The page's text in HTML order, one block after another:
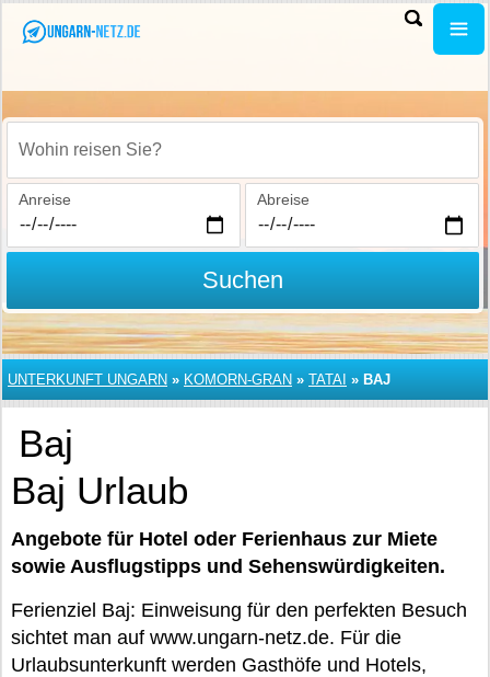
Wohin reisen Sie?
Anreise Abreise
Suchen
UNTERKUNFT UNGARN » KOMORN-GRAN » TATAI » BAJ
Baj
Baj Urlaub
Angebote für Hotel oder Ferienhaus zur Miete
sowie Ausflugstipps und Sehenswürdigkeiten.
Ferienziel Baj: Einweisung für den perfekten Besuch
sichtet man auf www.ungarn-netz.de. Für die
Urlaubsunterkunft werden Gasthöfe und Hotels,